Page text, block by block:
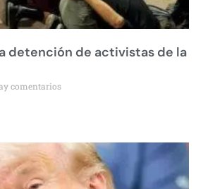
detención de activistas de la
comentarios